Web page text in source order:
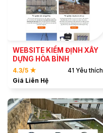
XEM DEMO
WEBSITE KIỂM ĐỊNH XÂY
DỰNG HÒA BÌNH
4.3/5 ★
41 Yêu thích
Giá Liên Hệ